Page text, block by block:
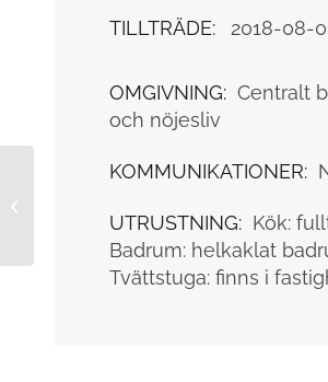
TILLTRÄDE: 2018-08-
OMGIVNING: Centralt
och nöjesliv
KOMMUNIKATIONER:
UTRUSTNING: Kök:
Badrum: helkaklat
Tvättstuga: finns i